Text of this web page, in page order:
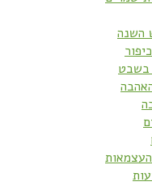
השנה
בשבט